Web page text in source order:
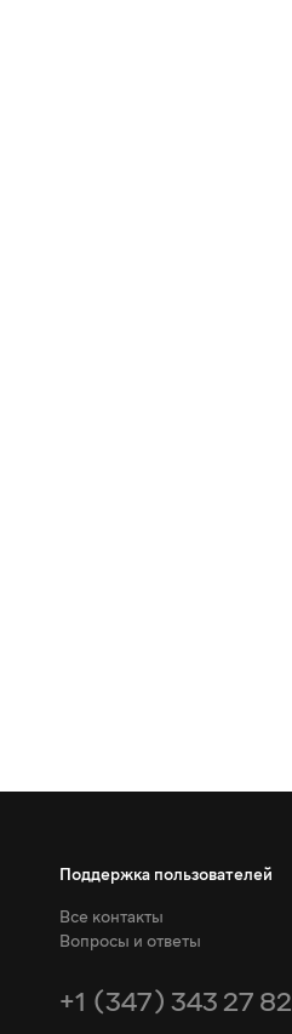
Поддержка пользователей
Все контакты
Вопросы и ответы
+1 (347) 343 27 82